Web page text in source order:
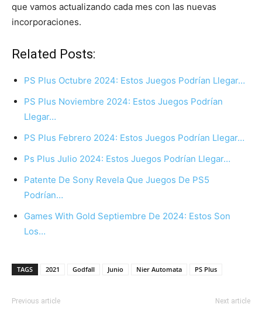
que vamos actualizando cada mes con las nuevas
incorporaciones.
Related Posts:
PS Plus Octubre 2024: Estos Juegos Podrían Llegar…
PS Plus Noviembre 2024: Estos Juegos Podrían
Llegar…
PS Plus Febrero 2024: Estos Juegos Podrían Llegar…
Ps Plus Julio 2024: Estos Juegos Podrían Llegar…
Patente De Sony Revela Que Juegos De PS5
Podrían…
Games With Gold Septiembre De 2024: Estos Son
Los…
TAGS 2021 Godfall Junio Nier Automata PS Plus
Previous article Next article